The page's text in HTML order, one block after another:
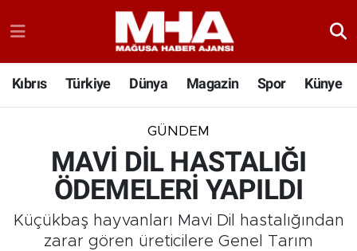
Kıbrıs Türkiye Dünya Magazin Spor Künye
GÜNDEM
MAVİ DİL HASTALIĞI
ÖDEMELERİ YAPILDI
Küçükbaş hayvanları Mavi Dil hastalığından
zarar gören üreticilere Genel Tarım